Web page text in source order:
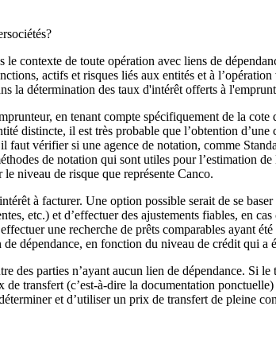
contexte de toute opération avec liens de
actifs et risques liés aux entités et à
la détermination des taux d'intérêt offerts à
en tenant compte spécifiquement de la
distincte, il est très probable que l’obtention
vérifier si une agence de notation, comme
de notation qui sont utiles pour l’estimation
niveau de risque que représente Canco.
à facturer. Une option possible serait de se
etc.) et d’effectuer des ajustements fiables, en
une recherche de prêts comparables ayant
dépendance, en fonction du niveau de crédit qui a
des parties n’ayant aucun lien de dépendance. Si
transfert (c’est-à-dire la documentation
et d’utiliser un prix de transfert de pleine